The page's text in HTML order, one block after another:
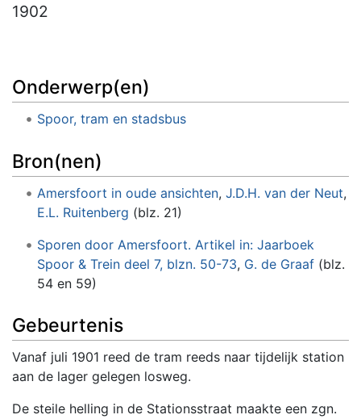
1902
Onderwerp(en)
Spoor, tram en stadsbus
Bron(nen)
Amersfoort in oude ansichten, J.D.H. van der Neut,
E.L. Ruitenberg (blz. 21)
Sporen door Amersfoort. Artikel in: Jaarboek
Spoor & Trein deel 7, blzn. 50-73, G. de Graaf(blz.
54 en 59)
Gebeurtenis
Vanaf juli 1901 reed de tram reeds naar tijdelijk station
aan de lager gelegen losweg.
De steile helling in de Stationsstraat maakte een zgn.